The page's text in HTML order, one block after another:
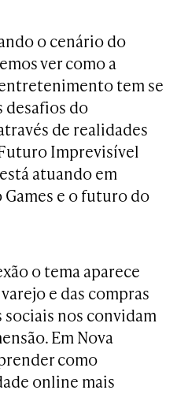
o cenário do
ver como a
tem se
do
de realidades
Imprevisível
atuando em
e o futuro do
o tema aparece
e das compras
sociais nos convidam
Em Nova
como
online mais